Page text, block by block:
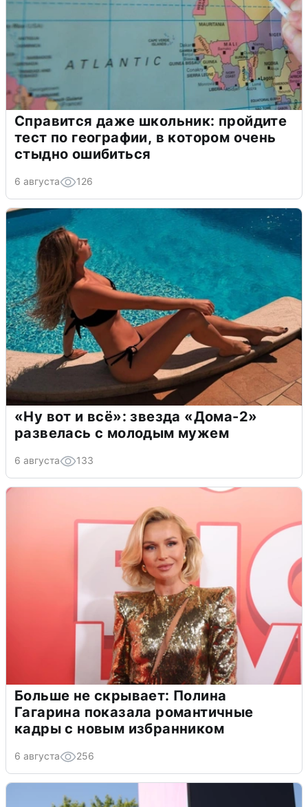
Справится даже школьник: пройдите
тест по географии, в котором очень
стыдно ошибиться
6 августа 126
«Ну вот и всё»: звезда «Дома-2»
развелась с молодым мужем
6 августа 133
Больше не скрывает: Полина
Гагарина показала романтичные
кадры с новым избранником
6 августа 256